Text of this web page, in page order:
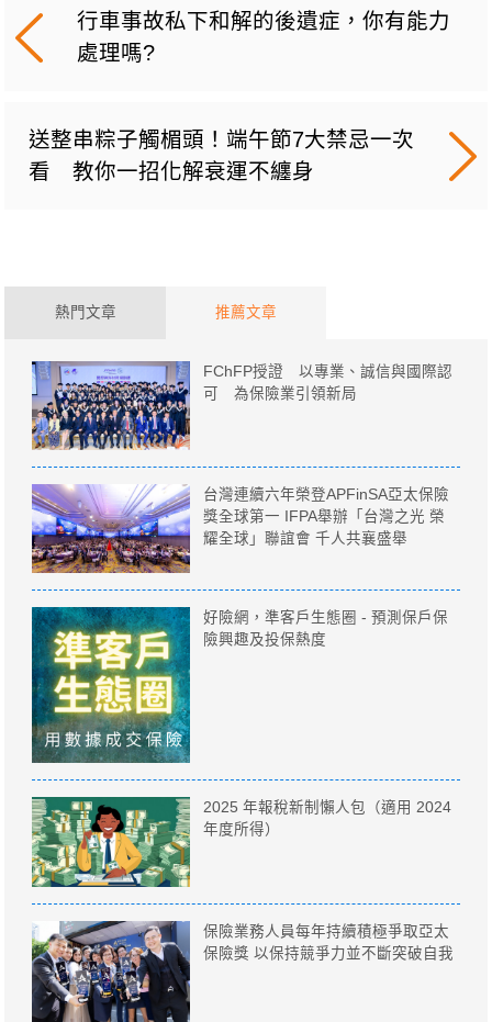
行車事故私下和解的後遺症，你有能力
處理嗎?
送整串粽子觸楣頭！端午節7大禁忌一次
看 教你一招化解衰運不纏身
熱門文章 推薦文章
FChFP授證 以專業、誠信與國際認
可 為保險業引領新局
台灣連續六年榮登APFinSA亞太保險
獎全球第一 IFPA舉辦「台灣之光 榮
耀全球」聯誼會 千人共襄盛舉
好險網，準客戶生態圈 - 預測保戶保
險興趣及投保熱度
2025 年報稅新制懶人包（適用 2024
年度所得）
保險業務人員每年持續積極爭取亞太
保險獎 以保持競爭力並不斷突破自我